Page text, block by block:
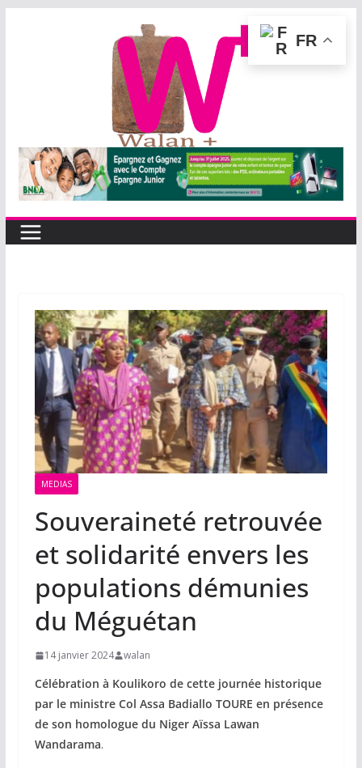
MEDIAS
Souveraineté retrouvée
et solidarité envers les
populations démunies
du Méguétan
14 janvier 2024 walan
Célébration à Koulikoro de cette journée historique
par le ministre Col Assa Badiallo TOURE en présence
de son homologue du Niger Aïssa Lawan
Wandarama.
FR